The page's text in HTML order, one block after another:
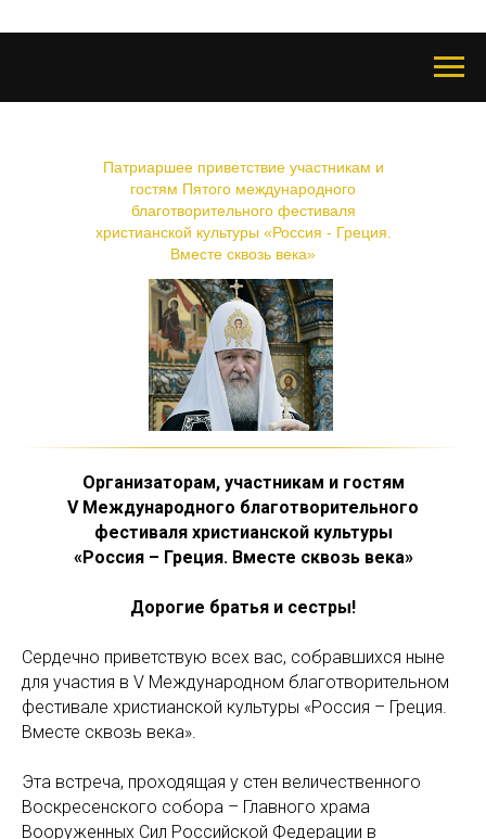
Патриаршее приветствие участникам и
гостям Пятого международного
благотворительного фестиваля
христианской культуры «Россия - Греция.
Вместе сквозь века»
Организаторам, участникам и гостям
V Международного благотворительного
фестиваля христианской культуры
«Россия – Греция. Вместе сквозь века»
Дорогие братья и сестры!
Сердечно приветствую всех вас, собравшихся ныне
для участия в V Международном благотворительном
фестивале христианской культуры «Россия – Греция.
Вместе сквозь века».
Эта встреча, проходящая у стен величественного
Воскресенского собора – Главного храма
Вооруженных Сил Российской Федерации в